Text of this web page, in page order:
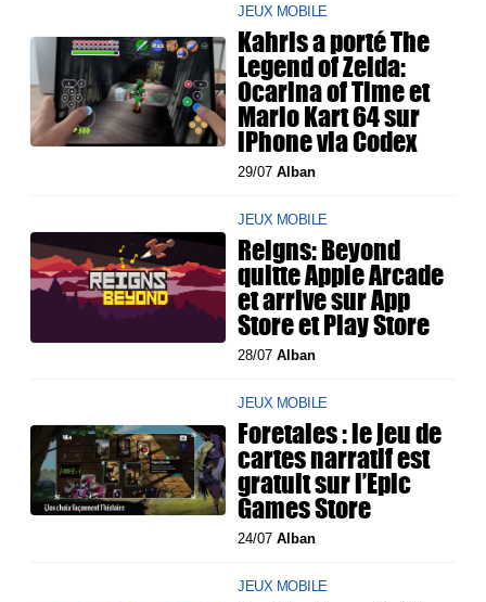
JEUX MOBILE
Kahris a porté The
Legend of Zelda:
Ocarina of Time et
Mario Kart 64 sur
iPhone via Codex
29/07Alban
JEUX MOBILE
Reigns: Beyond
quitte Apple Arcade
et arrive sur App
Store et Play Store
28/07Alban
JEUX MOBILE
Foretales : le jeu de
cartes narratif est
gratuit sur l’Epic
Games Store
24/07Alban
JEUX MOBILE